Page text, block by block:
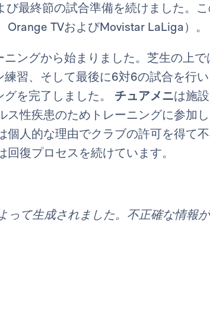
び最終節の試合準備を続けました。
TVおよびMovistar LaLiga）。
ングから始まりました。芝生の上
習、そして最後に6対6の試合を行い
を完了しました。 チュアメニは施
ス性疾患のためトレーニングに参加
個人的な理由でクラブの許可を得て不
回復プロセスを続けています。
って生成されました。不正確な情報